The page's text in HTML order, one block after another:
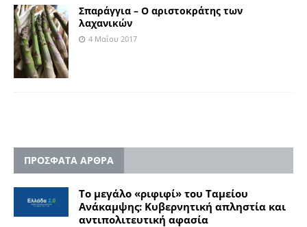
Σπαράγγια – Ο αριστοκράτης των
λαχανικών
4 Μαΐου 2017
ΠΡΟΣΦΑΤΑ ΑΡΘΡΑ
Το μεγάλο «ριφιφί» του Ταμείου
Ανάκαμψης: Κυβερνητική απληστία και
αντιπολιτευτική αφασία